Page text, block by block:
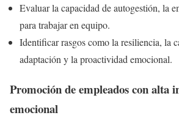
Evaluar la capacidad de autogestión, la
para trabajar en equipo.
Identificar rasgos como la resiliencia, la
adaptación y la proactividad emocional.
Promoción de empleados con alta
emocional